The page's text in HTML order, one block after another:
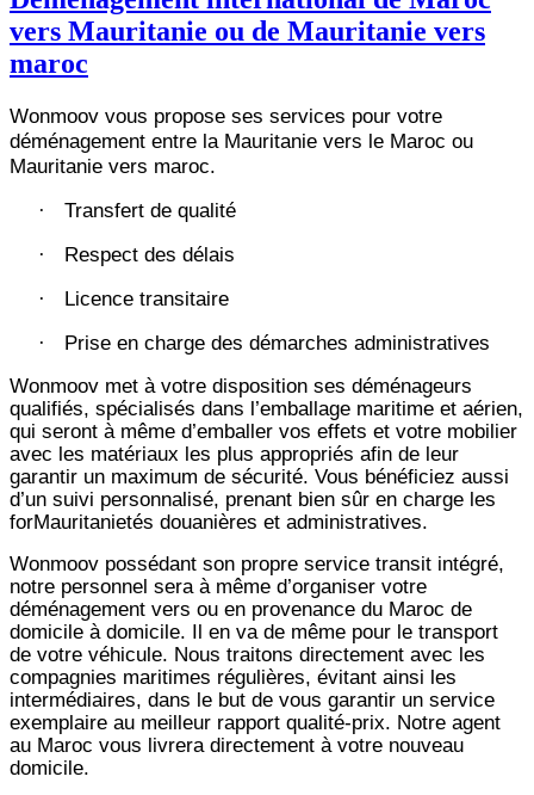
vers Mauritanie ou de Mauritanie vers
maroc
Wonmoov vous propose ses services pour votre
déménagement entre la Mauritanie vers le Maroc ou
Mauritanie vers maroc.
· Transfert de qualité
· Respect des délais
· Licence transitaire
·
Prise en charge des démarches administratives
Wonmoov met à votre disposition ses déménageurs
qualifiés, spécialisés dans l’emballage maritime et aérien,
qui seront à même d’emballer vos effets et votre mobilier
avec les matériaux les plus appropriés afin de leur
garantir un maximum de sécurité. Vous bénéficiez aussi
d’un suivi personnalisé, prenant bien sûr en charge les
forMauritanietés douanières et administratives.
Wonmoov possédant son propre service transit intégré,
notre personnel sera à même d’organiser votre
déménagement vers ou en provenance du Maroc de
domicile à domicile. Il en va de même pour le transport
de votre véhicule. Nous traitons directement avec les
compagnies maritimes régulières, évitant ainsi les
intermédiaires, dans le but de vous garantir un service
exemplaire au meilleur rapport qualité-prix. Notre agent
au Maroc vous livrera directement à votre nouveau
domicile.